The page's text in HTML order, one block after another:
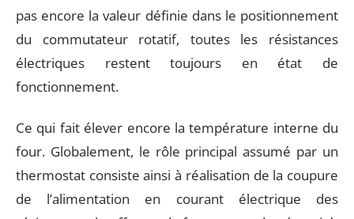
pas encore la valeur définie dans le positionnement
du commutateur rotatif, toutes les résistances
électriques restent toujours en état de
fonctionnement.
Ce qui fait élever encore la température interne du
four. Globalement, le rôle principal assumé par un
thermostat consiste ainsi à réalisation de la coupure
de l’alimentation en courant électrique des